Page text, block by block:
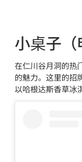
小桌子（
在仁川谷月洞的热
的魅力。这里的招
以哈根达斯香草冰